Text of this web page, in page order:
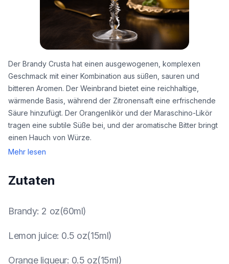
Der Brandy Crusta hat einen ausgewogenen, komplexen
Geschmack mit einer Kombination aus süßen, sauren und
bitteren Aromen. Der Weinbrand bietet eine reichhaltige,
wärmende Basis, während der Zitronensaft eine erfrischende
Säure hinzufügt. Der Orangenlikör und der Maraschino-Likör
tragen eine subtile Süße bei, und der aromatische Bitter bringt
einen Hauch von Würze.
Mehr lesen
Zutaten
Brandy: 2 oz(60ml)
Lemon juice: 0.5 oz(15ml)
Orange liqueur: 0.5 oz(15ml)